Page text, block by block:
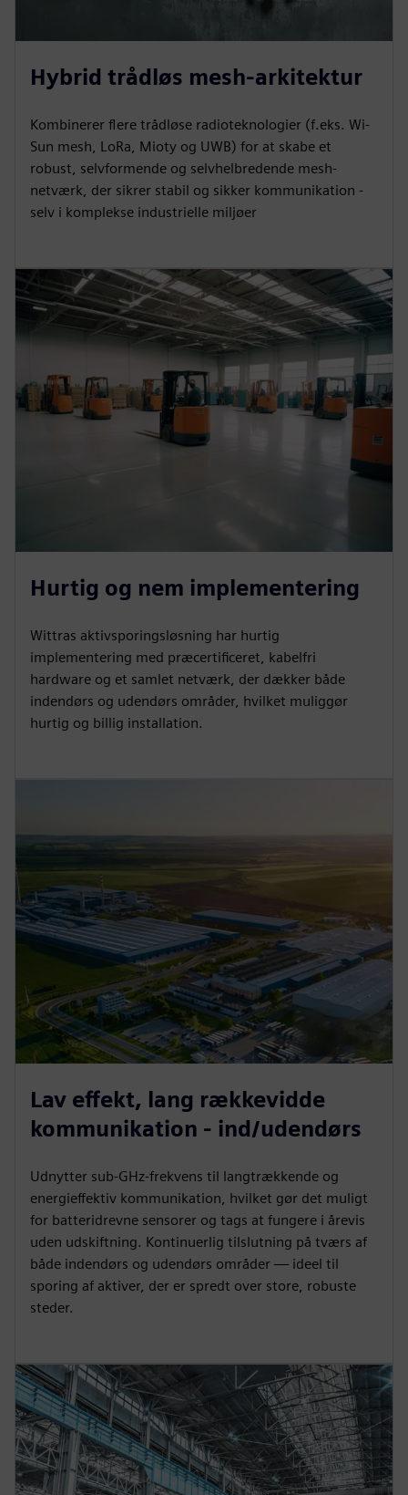
Hybrid trådløs mesh-arkitektur
Kombinerer flere trådløse radioteknologier (f.eks. Wi-
Sun mesh, LoRa, Mioty og UWB) for at skabe et
robust, selvformende og selvhelbredende mesh-
netværk, der sikrer stabil og sikker kommunikation -
selv i komplekse industrielle miljøer
Hurtig og nem implementering
Wittras aktivsporingsløsning har hurtig
implementering med præcertificeret, kabelfri
hardware og et samlet netværk, der dækker både
indendørs og udendørs områder, hvilket muliggør
hurtig og billig installation.
Lav effekt, lang rækkevidde
kommunikation - ind/udendørs
Udnytter sub-GHz-frekvens til langtrækkende og
energieffektiv kommunikation, hvilket gør det muligt
for batteridrevne sensorer og tags at fungere i årevis
uden udskiftning. Kontinuerlig tilslutning på tværs af
både indendørs og udendørs områder — ideel til
sporing af aktiver, der er spredt over store, robuste
steder.